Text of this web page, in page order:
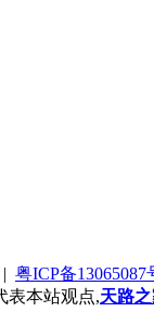
粤ICP备13065087
表本站观点,天路